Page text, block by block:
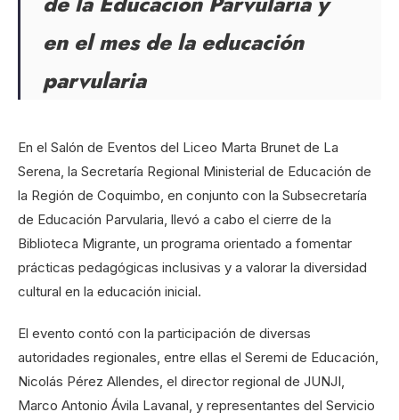
en el mes de la educación
parvularia
En el Salón de Eventos del Liceo Marta Brunet de La
Serena, la Secretaría Regional Ministerial de Educación de
la Región de Coquimbo, en conjunto con la Subsecretaría
de Educación Parvularia, llevó a cabo el cierre de la
Biblioteca Migrante, un programa orientado a fomentar
prácticas pedagógicas inclusivas y a valorar la diversidad
cultural en la educación inicial.
El evento contó con la participación de diversas
autoridades regionales, entre ellas el Seremi de Educación,
Nicolás Pérez Allendes, el director regional de JUNJI,
Marco Antonio Ávila Lavanal, y representantes del Servicio